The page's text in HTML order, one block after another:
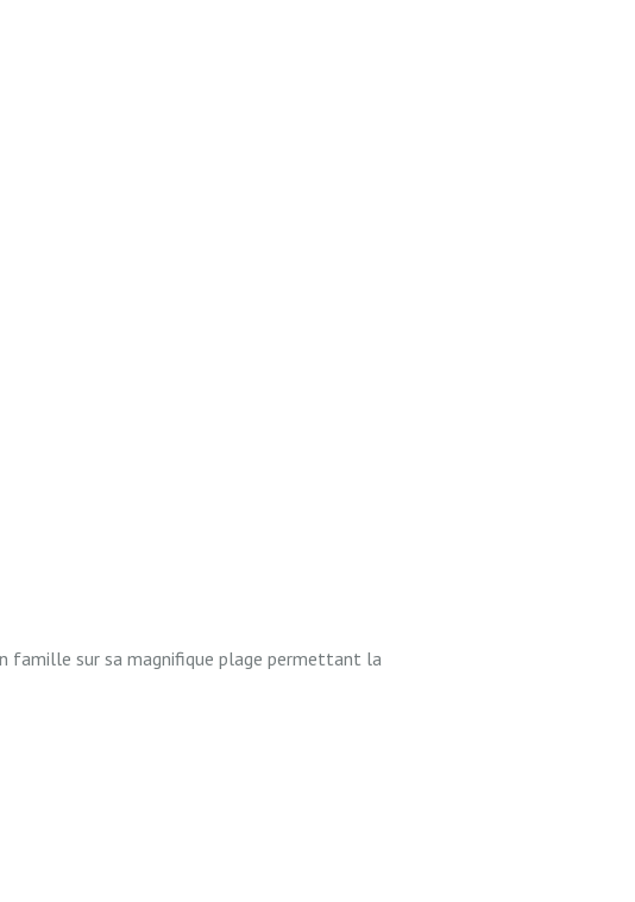
famille sur sa magnifique plage permettant la